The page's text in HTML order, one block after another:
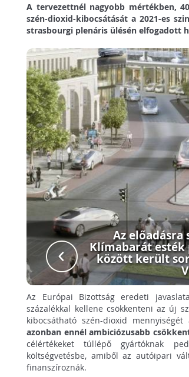
A tervezettnél nagyobb mértékben,
szén-dioxid-kibocsátását a 2021-es
strasbourgi plenáris ülésén elfogadott
Az előadásra
Klímabarát
között került
Az Európai Bizottság eredeti
százalékkal kellene csökkenteni az új
kibocsátható szén-dioxid
azonban ennél ambiciózusabb
célértékeket túllépő gyártóknak
költségvetésbe, amiből az autóipari
finanszíroznák.